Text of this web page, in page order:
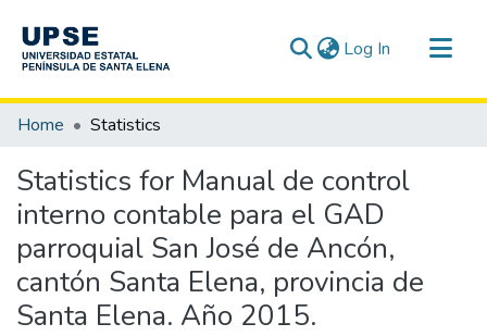
Log In (current)
Communities & Collections
Home Statistics
Statistics for Manual de control
interno contable para el GAD
parroquial San José de Ancón,
cantón Santa Elena, provincia de
Santa Elena. Año 2015.